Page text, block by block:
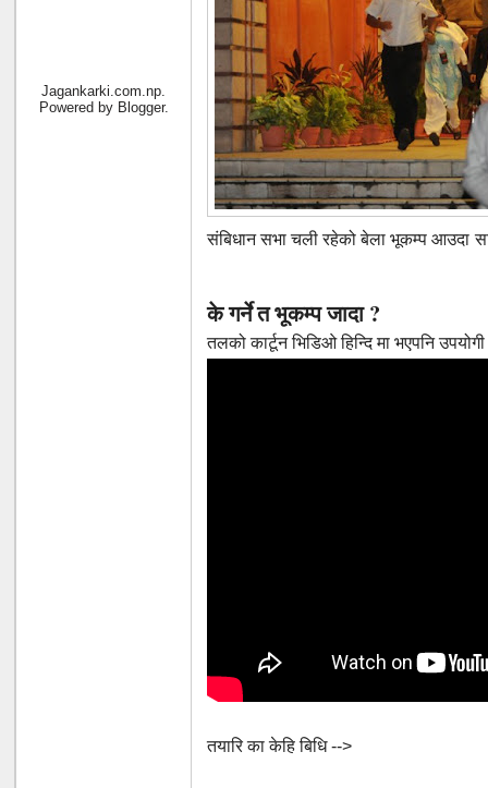
Jagankarki.com.np.
Powered by Blogger.
संबिधान सभा चली रहेको बेला भूकम्प आउदा
के गर्ने त भूकम्प जादा ?
तलको कार्टून भिडिओ हिन्दि मा भएपनि
तयारि का केहि बिधि -->